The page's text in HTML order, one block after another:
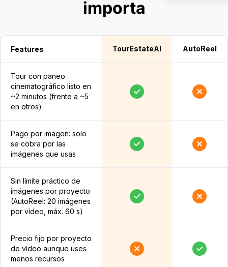
importa
Features TourEstateAI AutoReel
Tour con paneo
cinematográfico listo en
~2 minutos (frente a ~5
en otros)
Pago por imagen: solo
se cobra por las
imágenes que usas
Sin límite práctico de
imágenes por proyecto
(AutoReel: 20 imágenes
por vídeo, máx. 60 s)
Precio fijo por proyecto
de vídeo aunque uses
menos recursos